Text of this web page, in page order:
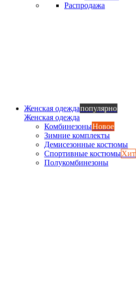
Распродажа
Женская одеждапопулярно
Женская одежда
КомбинезоныНовое
Зимние комплекты
Демисезонные костюмы
Спортивные костюмыХит
Полукомбинезоны